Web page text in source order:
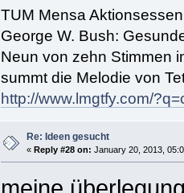
TUM Mensa
George W. Bush:
Neun von zehn Stimmen
summt die Melodie von
http://www.lmgtfy.com/
Re: Ideen gesucht
« Reply #28 on: January 20, 2013,
meine